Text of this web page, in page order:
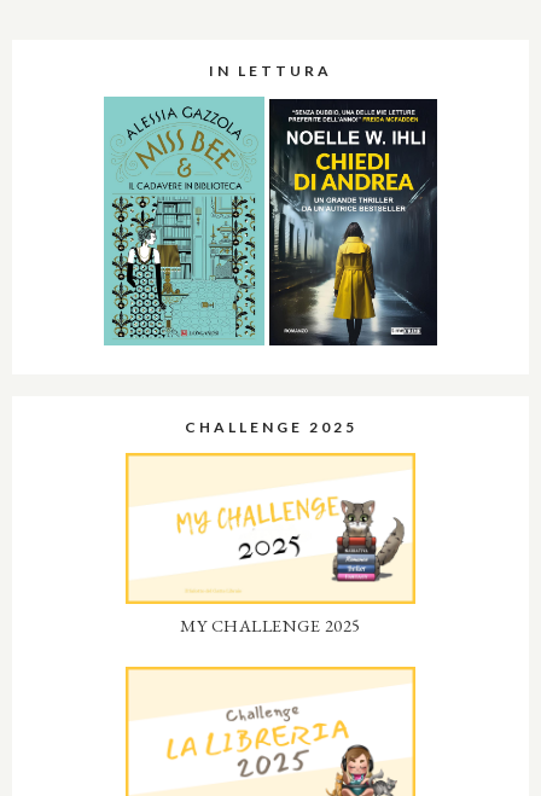
IN LETTURA
CHALLENGE 2025
MY CHALLENGE 2025